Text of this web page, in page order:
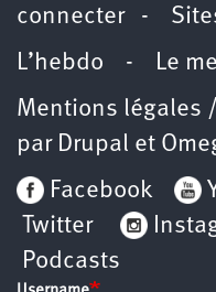
connecter-
L’hebdo - Le
Mentions légales
par Drupal et
Facebook
Twitter
Podcasts